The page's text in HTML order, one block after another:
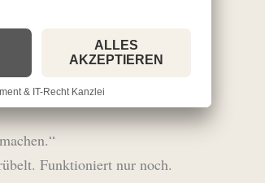
Funktioniert nur noch.